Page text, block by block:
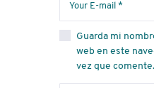
Guarda mi
web en este
vez que comente.